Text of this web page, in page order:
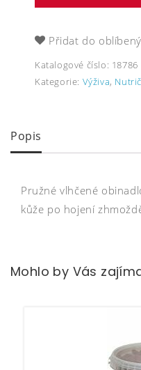
Přidat do
Katalogové číslo: 18786
Kategorie: Výživa,
Popis
Pružné vlhčené
kůže po hojení
Mohlo by Vás